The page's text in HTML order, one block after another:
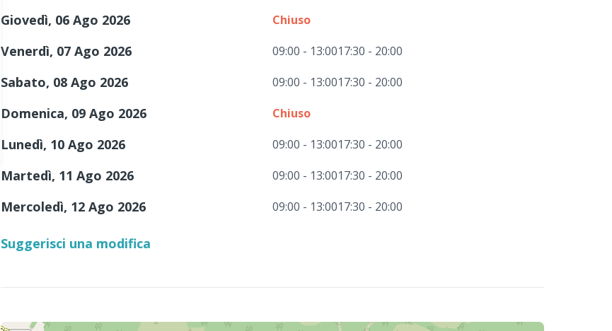
Giovedì, 06 Ago 2026 Chiuso
Venerdì, 07 Ago 2026 09:00 - 13:0017:30 - 20:00
Sabato, 08 Ago 2026 09:00 - 13:0017:30 - 20:00
Domenica, 09 Ago 2026 Chiuso
Lunedì, 10 Ago 2026 09:00 - 13:0017:30 - 20:00
Martedì, 11 Ago 2026 09:00 - 13:0017:30 - 20:00
Mercoledì, 12 Ago 2026 09:00 - 13:0017:30 - 20:00
Suggerisci una modifica